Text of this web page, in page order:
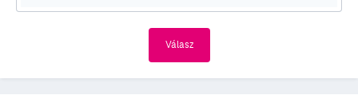
Válasz